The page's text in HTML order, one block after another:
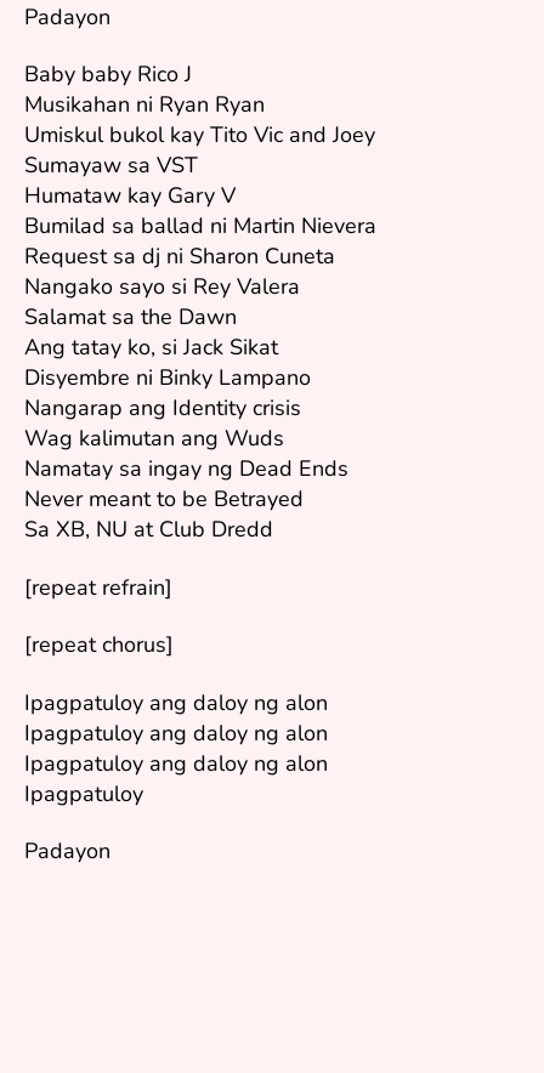
Padayon
Baby baby Rico J
Musikahan ni Ryan Ryan
Umiskul bukol kay Tito Vic and Joey
Sumayaw sa VST
Humataw kay Gary V
Bumilad sa ballad ni Martin Nievera
Request sa dj ni Sharon Cuneta
Nangako sayo si Rey Valera
Salamat sa the Dawn
Ang tatay ko, si Jack Sikat
Disyembre ni Binky Lampano
Nangarap ang Identity crisis
Wag kalimutan ang Wuds
Namatay sa ingay ng Dead Ends
Never meant to be Betrayed
Sa XB, NU at Club Dredd
[repeat refrain]
[repeat chorus]
Ipagpatuloy ang daloy ng alon
Ipagpatuloy ang daloy ng alon
Ipagpatuloy ang daloy ng alon
Ipagpatuloy
Padayon